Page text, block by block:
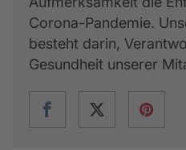
Corona-Pandemie.
besteht darin,
Gesundheit unserer